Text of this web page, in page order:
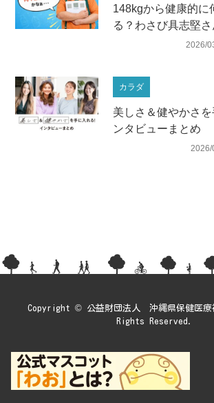
148kgから健康的に
る？わさび具志堅
2026/
カラダ
美しさ＆健やかさ
ンタビューまとめ
2026/
Copyright © 公益財団法人 沖縄県保健医
Rights Reserved.